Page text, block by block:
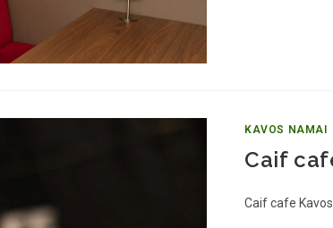
KAVOS NAMAI
Caif
Caif cafe